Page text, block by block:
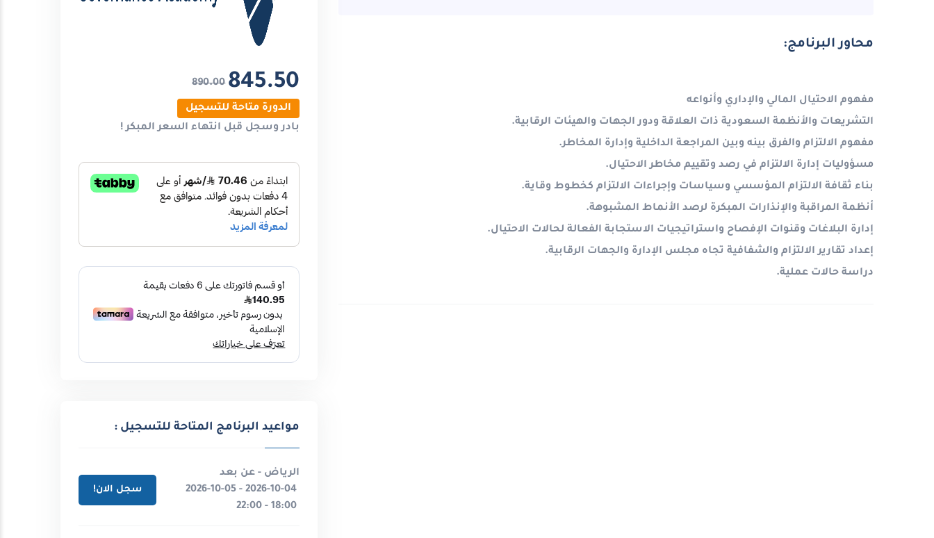
محاور البرنامج:
مفهوم الاحتيال المالي والإداري وأنواعه
التشريعات والأنظمة السعودية ذات العلاقة ودور الجهات والهيئات الرقابية.
مفهوم الالتزام والفرق بينه وبين المراجعة الداخلية وإدارة المخاطر.
مسؤوليات إدارة الالتزام في رصد وتقييم مخاطر الاحتيال.
بناء ثقافة الالتزام المؤسسي وسياسات وإجراءات الالتزام كخطوط وقاية.
أنظمة المراقبة والإنذارات المبكرة لرصد الأنماط المشبوهة.
إدارة البلاغات وقنوات الإفصاح واستراتيجيات الاستجابة الفعالة لحالات الاحتيال.
إعداد تقارير الالتزام والشفافية تجاه مجلس الإدارة والجهات الرقابية.
دراسة حالات عملية.
845.50
890.00
الدورة متاحة للتسجيل
بادر وسجل قبل انتهاء السعر المبكر!
مواعيد البرنامج المتاحة للتسجيل :
الرياض - عن بعد
سجل الان!